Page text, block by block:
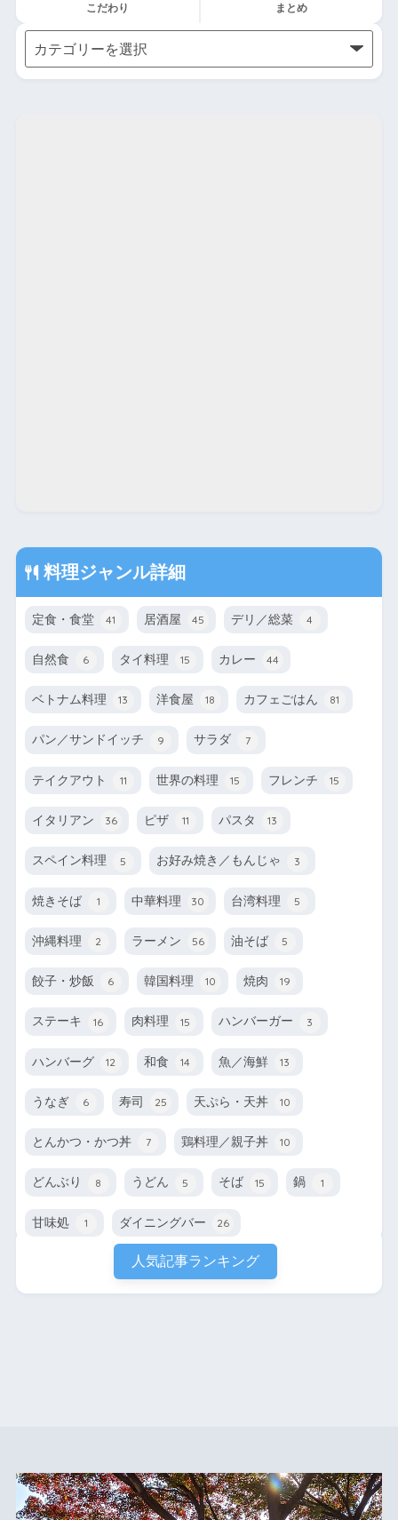
こだわり まとめ
料理ジャンル詳細
定食・食堂 41 居酒屋 45 デリ／総菜 4
自然食 6 タイ料理 15 カレー 44
ベトナム料理 13 洋食屋 18 カフェごはん 81
パン／サンドイッチ 9 サラダ 7
テイクアウト 11 世界の料理 15 フレンチ 15
イタリアン 36 ピザ 11 パスタ 13
スペイン料理 5 お好み焼き／もんじゃ 3
焼きそば 1 中華料理 30 台湾料理 5
沖縄料理 2 ラーメン 56 油そば 5
餃子・炒飯 6 韓国料理 10 焼肉 19
ステーキ 16 肉料理 15 ハンバーガー 3
ハンバーグ 12 和食 14 魚／海鮮 13
うなぎ 6 寿司 25 天ぷら・天丼 10
とんかつ・かつ丼 7 鶏料理／親子丼 10
どんぶり 8 うどん 5 そば 15 鍋 1
甘味処 1 ダイニングバー 26
人気記事ランキング